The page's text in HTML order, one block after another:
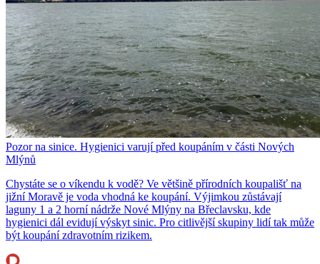
Pozor na sinice. Hygienici varují před koupáním v části Nových
Mlýnů
Chystáte se o víkendu k vodě? Ve většině přírodních koupališť na
jižní Moravě je voda vhodná ke koupání. Výjimkou zůstávají
laguny 1 a 2 horní nádrže Nové Mlýny na Břeclavsku, kde
hygienici dál evidují výskyt sinic. Pro citlivější skupiny lidí tak může
být koupání zdravotním rizikem.